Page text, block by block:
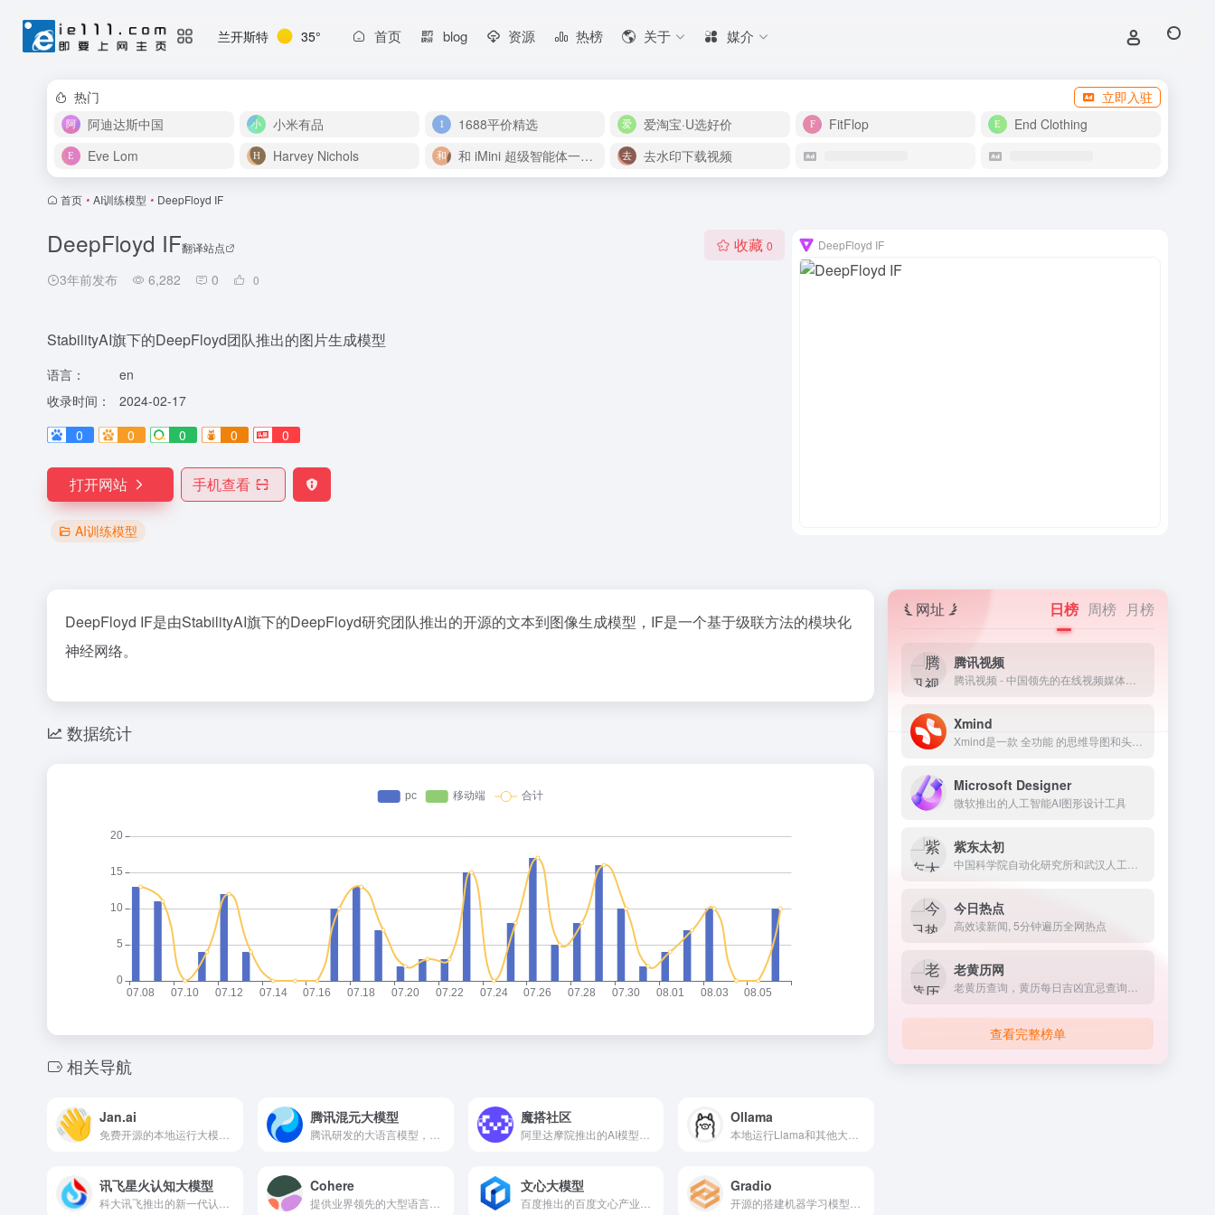
兰开斯特 35° 首页 blog 资源 热榜 关于 媒介
热门
立即入驻
阿迪达斯中国
小米有品 1688平价精选 爱淘宝·U选好价 FitFlop
End Clothing
Eve Lom
Harvey Nichols 和 iMini 超级智能体一起构建伟大作品 去水印下载视频
首页 • AI训练模型 • DeepFloyd IF
DeepFloyd IF翻译站点
3年前发布 6,282 0 0
收藏 0
StabilityAI旗下的DeepFloyd团队推出的图片生成模型
语言：
en
收录时间：
2024-02-17
0
0 0 0 0
打开网站 手机查看
AI训练模型
DeepFloyd IF
DeepFloyd IF是由StabilityAI旗下的DeepFloyd研究团队推出的开源的文本到图像生成模型，IF是一个基于级联方法的模块化
神经网络。
数据统计
相关导航
Jan.ai 腾讯混元大模型 魔搭社区 Ollama
讯飞星火认知大模型 Cohere
提供业界领先的大型语言模型（LLM）和RAG功能
文心大模型 Gradio
网址 日榜 周榜 月榜
腾讯视频
Xmind
Microsoft Designer
微软推出的人工智能AI图形设计工具
紫东太初
今日热点
高效读新闻, 5分钟遍历全网热点
老黄历网
查看完整榜单